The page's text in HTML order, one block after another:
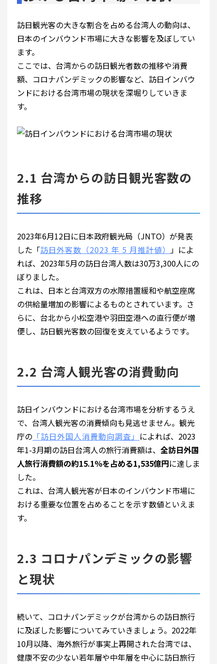
訪日観光客の大きな割合を占める台湾人の動向は、
日本のインバウンド市場に大きな影響を及ぼしてい
ます。
ここでは、台湾からの訪日観光者数の推移や消費
額、コロナパンデミックの影響など、訪日インバウ
ンドにおける台湾市場の現状を深堀りしていきま
す。
2.1 台湾からの訪日観光客数の
推移
2023年6月12日に日本政府観光局（JNTO）が発表
した「訪日外客数（2023 年 5 月推計値） 」によ
れば、2023年5月の訪日台湾人数は30万3,300人にの
ぼりました。
これは、日本と台湾双方の水際措置緩和や航空座席
の供給量増加の影響によるものとされています。さ
らに、台北から小松空港や羽田空港への直行便が増
便し、訪日観光客数の回復を支えているようです。
2.2 台湾人観光客の消費動向
訪日インバウンドにおける台湾市場を分析するうえ
で、台湾人観光客の消費傾向も見逃せません。観光
庁の 「訪日外国人消費動向調査」 によれば、2023
年1-3月期の訪日台湾人の旅行消費額は、 全訪日外国
人旅行消費額の約15.1％を占める1,535億円に達しま
した。
これは、台湾人観光客が日本のインバウンド市場に
おける重要な位置を占めることを示す数値といえま
す。
2.3 コロナパンデミックの影響
と現状
続いて、コロナパンデミックが台湾からの訪日旅行
に及ぼした影響についてみていきましょう。2022年
10月以降、海外旅行が事実上再開された台湾では、
健康不安の少ない若年層や中年層を中心に訪日旅行